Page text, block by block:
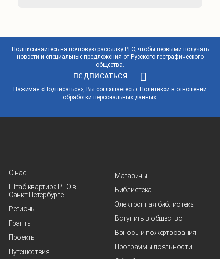
Подписывайтесь на почтовую рассылку РГО, чтобы первыми получать
новости и специальные предложения от Русского географического
общества.
ПОДПИСАТЬСЯ
Нажимая «Подписаться», Вы соглашаетесь с Политикой в отношении
обработки персональных данных.
О нас
Штаб-квартира РГО в
Санкт‑Петербурге
Регионы
Гранты
Проекты
Путешествия
Магазины
Библиотека
Электронная библиотека
Вступить в общество
Взносы и пожертвования
Программы лояльности